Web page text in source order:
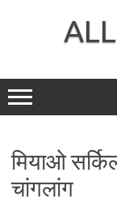
मियाओ
चांगलांग